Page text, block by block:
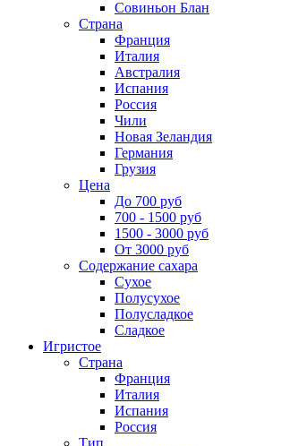
Совиньон Блан
Страна
Франция
Италия
Австралия
Испания
Россия
Чили
Новая Зеландия
Германия
Грузия
Цена
До 700 руб
700 - 1500 руб
1500 - 3000 руб
От 3000 руб
Содержание сахара
Сухое
Полусухое
Полусладкое
Сладкое
Игристое
Страна
Франция
Италия
Испания
Россия
Тип